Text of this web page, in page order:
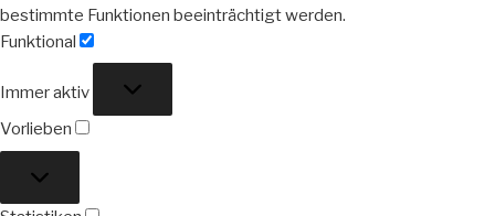
bestimmte Funktionen beeinträchtigt werden.
Funktional
Immer aktiv
Vorlieben